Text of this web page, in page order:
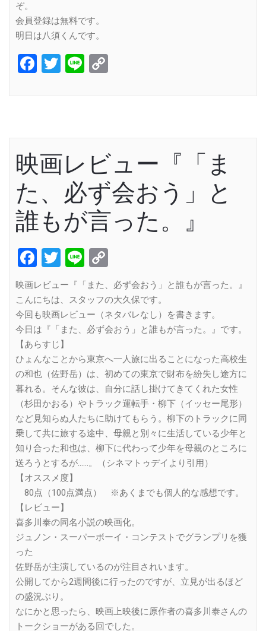
ぞ。
会員登録は無料です。
明日は八須くんです。
Facebook
Twitter
Line
映画レビュー『「ま
た、必ず会おう」と
誰もが言った。』
Facebook
Twitter
Line
Link
映画レビュー『「また、必ず会おう」と誰もが言った。』
こんにちは、スタッフの大久保です。
今回も映画レビュー（ネタバレなし）を書きます。
今日は『「また、必ず会おう」と誰もが言った。』です。
【あらすじ】
ひょんなことから東京へ一人旅に出ることになった高校生
の和也（佐野岳）は、初めての東京で財布を紛失し途方に
暮れる。そんな彼は、自分に話し掛けてきてくれた女性
（杉田かおる）やトラック運転手・柳下（イッセー尾形）
など見知らぬ人たちに助けてもらう。柳下のトラックに同
乗して共に旅する途中、母親と別々に生活している少年と
知り合った和也は、柳下に代わって少年を母親のところに
送ろうとするが……。（シネマトゥデイより引用）
【オススメ度】
80点（100点満点） ※あくまでも個人的な感想です。
【レビュー】
喜多川泰の同名小説の映画化。
ジュノン・スーパーボーイ・コンテストでグランプリを獲
った
佐野岳が主演しているのが注目されいます。
公開してから2週間後に行ったのですが、立見が出るほど
の盛況ぶり。
なにかと思ったら、映画上映後に原作者の喜多川泰さんの
トークショーがある回でした。